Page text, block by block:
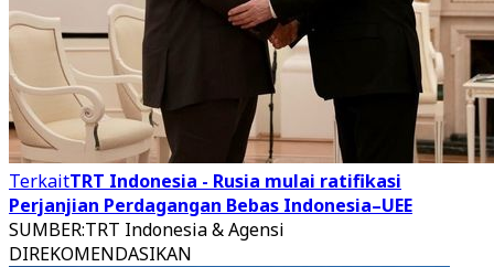
TerkaitTRT Indonesia - Rusia mulai ratifikasi
Perjanjian Perdagangan Bebas Indonesia–UEE
SUMBER:TRT Indonesia & Agensi
DIREKOMENDASIKAN